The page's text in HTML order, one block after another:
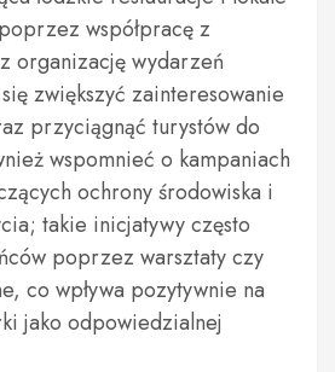
współpracę z
organizację wydarzeń
zwiększyć zainteresowanie
przyciągnąć turystów do
wspomnieć o kampaniach
ochrony środowiska i
takie inicjatywy często
poprzez warsztaty czy
co wpływa pozytywnie na
jako odpowiedzialnej